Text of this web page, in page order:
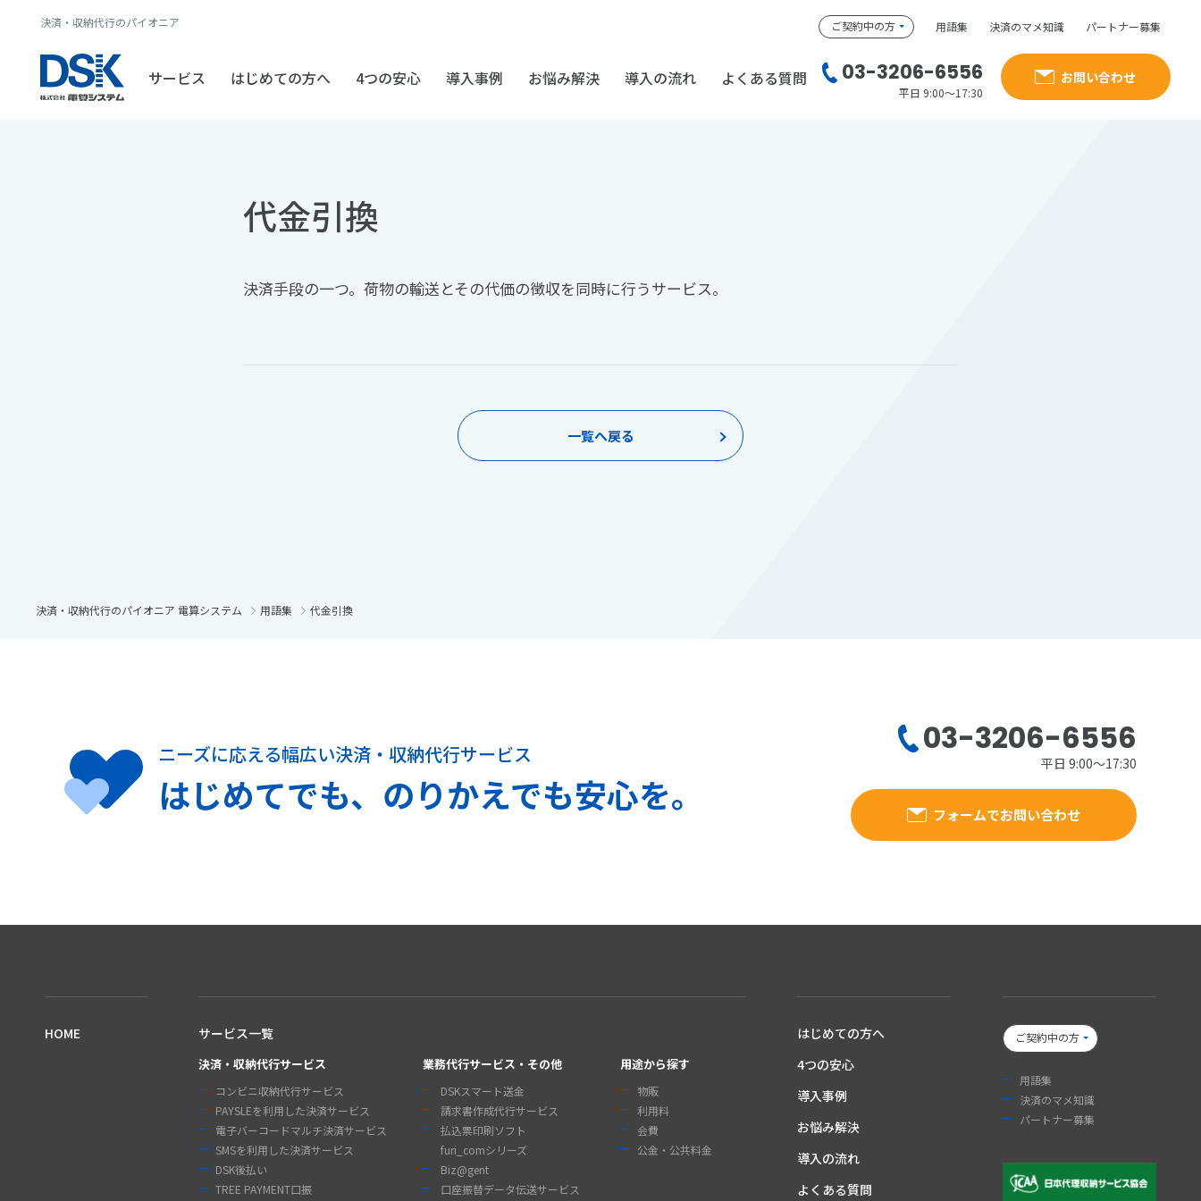
決済・収納代行のパイオニア ご契約中の方 用語集 決済のマメ知識 パートナー募集
サービス はじめての方へ 4つの安心 導入事例 お悩み解決 導入の流れ よくある質問 03-3206-6556
平日 9:00～17:30
お問い合わせ
代金引換
決済手段の一つ。荷物の輸送とその代価の徴収を同時に行うサービス。
一覧へ戻る
決済・収納代行のパイオニア 電算システム 用語集 代金引換
ニーズに応える幅広い決済・収納代行サービス
はじめてでも、のりかえでも安心を。
03-3206-6556
平日 9:00～17:30
フォームでお問い合わせ
HOME サービス一覧
決済・収納代行サービス
コンビニ収納代行サービス
PAYSLEを利用した決済サービス
電子バーコードマルチ決済サービス
SMSを利用した決済サービス
DSK後払い
TREE PAYMENT口振
業務代行サービス・その他
DSKスマート送金
請求書作成代行サービス
払込票印刷ソフト
furi_comシリーズ
Biz@gent
口座振替データ伝送サービス
用途から探す
物販
利用料
会費
公金・公共料金
はじめての方へ
4つの安心
導入事例
お悩み解決
導入の流れ
よくある質問
ご契約中の方
用語集
決済のマメ知識
パートナー募集